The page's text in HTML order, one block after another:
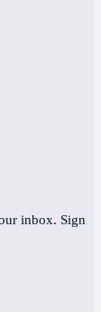
inbox. Sign